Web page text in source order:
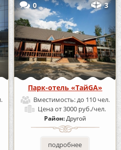
0 3
Парк-отель «ТайGA»
Вместимость:до 110 чел.
Ценаот 3000 руб./чел.
Район:Другой
подробнее